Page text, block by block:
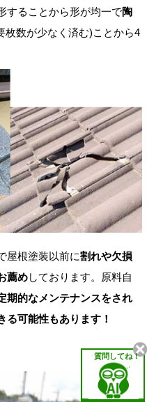
することから形が均一で陶
枚数が少なく済む)ことから4
屋根塗装以前に割れや欠損
薦めしております。原料自
期的なメンテナンスをされ
る可能性もあります！
質問してね！